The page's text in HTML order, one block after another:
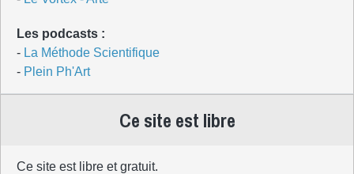
Les podcasts :
- La Méthode Scientifique
- Plein Ph'Art
Ce site est libre
Ce site est libre et gratuit.